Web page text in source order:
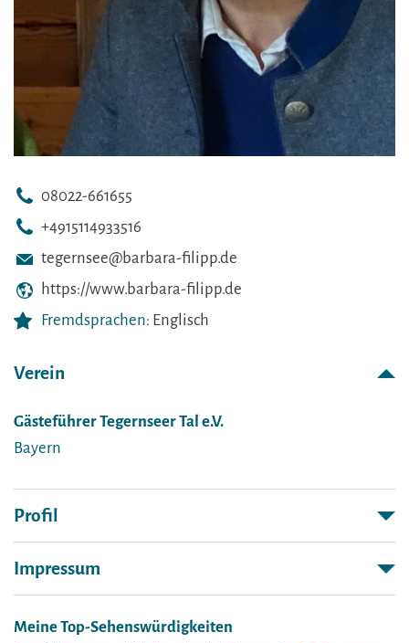
08022-661655
+4915114933516
tegernsee@barbara-filipp.de
https://www.barbara-filipp.de
Fremdsprachen: Englisch
Verein
Gästeführer Tegernseer Tal e.V.
Bayern
Profil
Impressum
Meine Top-Sehenswürdigkeiten